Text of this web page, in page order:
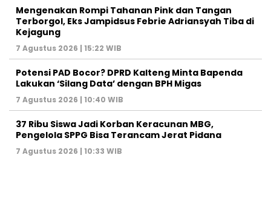
Mengenakan Rompi Tahanan Pink dan Tangan
Terborgol, Eks Jampidsus Febrie Adriansyah Tiba di
Kejagung
7 Agustus 2026 | 15:22 WIB
Potensi PAD Bocor? DPRD Kalteng Minta Bapenda
Lakukan ‘Silang Data’ dengan BPH Migas
7 Agustus 2026 | 10:40 WIB
37 Ribu Siswa Jadi Korban Keracunan MBG,
Pengelola SPPG Bisa Terancam Jerat Pidana
7 Agustus 2026 | 10:33 WIB